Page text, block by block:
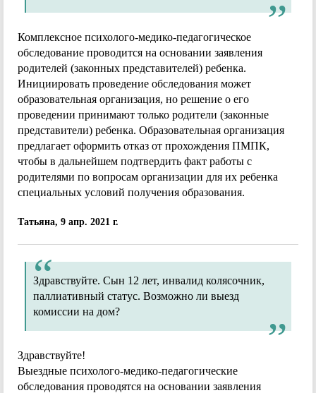
Комплексное психолого-медико-педагогическое
обследование проводится на основании заявления
родителей (законных представителей) ребенка.
Инициировать проведение обследования может
образовательная организация, но решение о его
проведении принимают только родители (законные
представители) ребенка. Образовательная организация
предлагает оформить отказ от прохождения ПМПК,
чтобы в дальнейшем подтвердить факт работы с
родителями по вопросам организации для их ребенка
специальных условий получения образования.
Татьяна, 9 апр. 2021 г.
Здравствуйте. Сын 12 лет, инвалид колясочник,
паллиативный статус. Возможно ли выезд
комиссии на дом?
Здравствуйте!
Выездные психолого-медико-педагогические
обследования проводятся на основании заявления